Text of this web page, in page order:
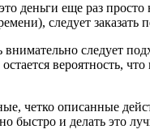
деньги еще раз
следует
следует
вероятность,
четко описанные
быстро и делать это